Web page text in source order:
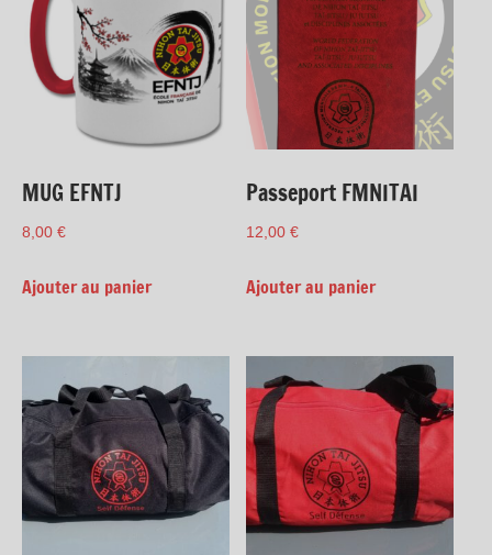
MUG EFNTJ
8,00 €
Ajouter au panier
Passeport FMNITAI
12,00€
Ajouter au panier